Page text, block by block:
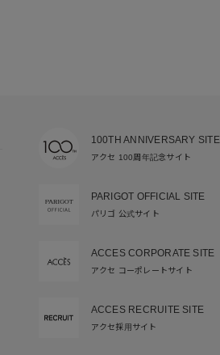
100TH ANNIVERSARY SITE
アクセ 100周年記念サイト
PARIGOT OFFICIAL SITE
パリゴ 公式サイト
ACCES CORPORATE SITE
アクセ コーポレートサイト
ACCES RECRUITE SITE
アクセ採用サイト